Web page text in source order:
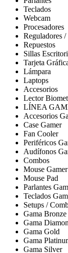
Teclados
Webcam
Procesadores
Reguladores /
Repuestos
Sillas
Tarjeta
Lámpara
Laptops
Accesorios
Lector
LÍNEA
Accesorios
Case Gamer
Fan Cooler
Periféricos
Audífonos
Combos
Mouse Gamer
Mouse Pad
Parlantes
Teclados
Setups /
Gama Bronze
Gama
Gama Gold
Gama
Gama Silver